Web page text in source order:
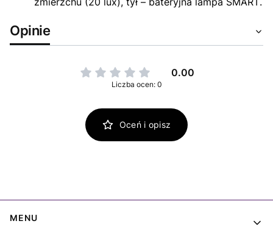
Opinie
0.00
Liczba ocen: 0
Oceń i opisz
Linki w stopce
MENU